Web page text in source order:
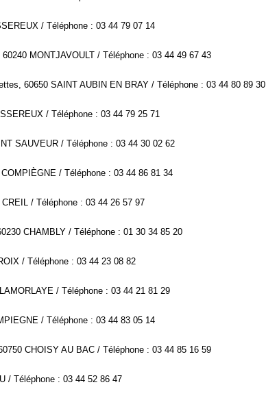
/ Téléphone : 03 44 79 07 14
MONTJAVOULT / Téléphone : 03 44 49 67 43
60650 SAINT AUBIN EN BRAY / Téléphone : 03 44 80 89 30
/ Téléphone : 03 44 79 25 71
SAUVEUR / Téléphone : 03 44 30 02 62
/ Téléphone : 03 44 86 81 34
/ Téléphone : 03 44 26 57 97
CHAMBLY / Téléphone : 01 30 34 85 20
/ Téléphone : 03 44 23 08 82
/ Téléphone : 03 44 21 81 29
/ Téléphone : 03 44 83 05 14
CHOISY AU BAC / Téléphone : 03 44 85 16 59
/ Téléphone : 03 44 52 86 47